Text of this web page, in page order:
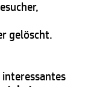
gelöscht.